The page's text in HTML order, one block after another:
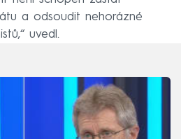
a odsoudit nehorázné
uvedl.